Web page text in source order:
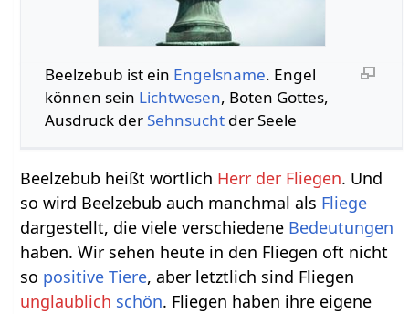
Beelzebub ist ein Engelsname. Engel
können sein Lichtwesen, Boten Gottes,
Ausdruck der Sehnsuchtder Seele
Beelzebub heißt wörtlich Herr der Fliegen. Und
so wird Beelzebub auch manchmal als Fliege
dargestellt, die viele verschiedene Bedeutungen
haben. Wir sehen heute in den Fliegen oft nicht
so positive Tiere, aber letztlich sind Fliegen
unglaublich schön. Fliegen haben ihre eigene